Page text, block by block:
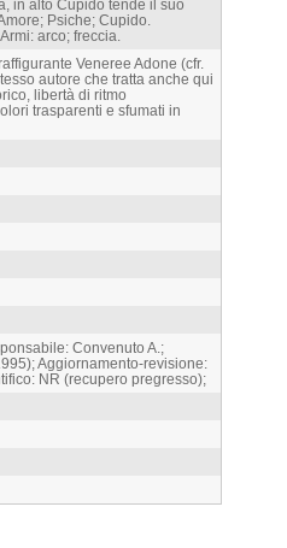
in alto Cupido tende il suo
Psiche; Cupido.
arco; freccia.
Veneree Adone (cfr.
autore che tratta anche qui
libertà di ritmo
trasparenti e sfumati in
Convenuto A.;
Aggiornamento-revisione:
NR (recupero pregresso);